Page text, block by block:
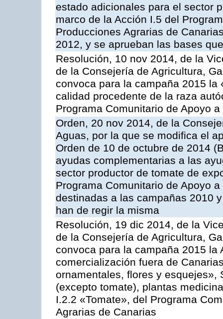
estado adicionales para el sector
marco de la Acción I.5 del
Producciones Agrarias de
2012, y se aprueban las bases
Resolución, 10 nov 2014, de la
de la Consejería de Agricultura,
convoca para la campaña 2015
calidad procedente de la raza
Programa Comunitario de Apoyo
Orden, 20 nov 2014, de la
Aguas, por la que se modifica el
Orden de 10 de octubre de 2014
ayudas complementarias a las
sector productor de tomate de
Programa Comunitario de Apoyo
destinadas a las campañas 2010
han de regir la misma
Resolución, 19 dic 2014, de la
de la Consejería de Agricultura,
convoca para la campaña 2015 la
comercialización fuera de
ornamentales, flores y esquejes»,
(excepto tomate), plantas
I.2.2 «Tomate», del Programa
Agrarias de Canarias